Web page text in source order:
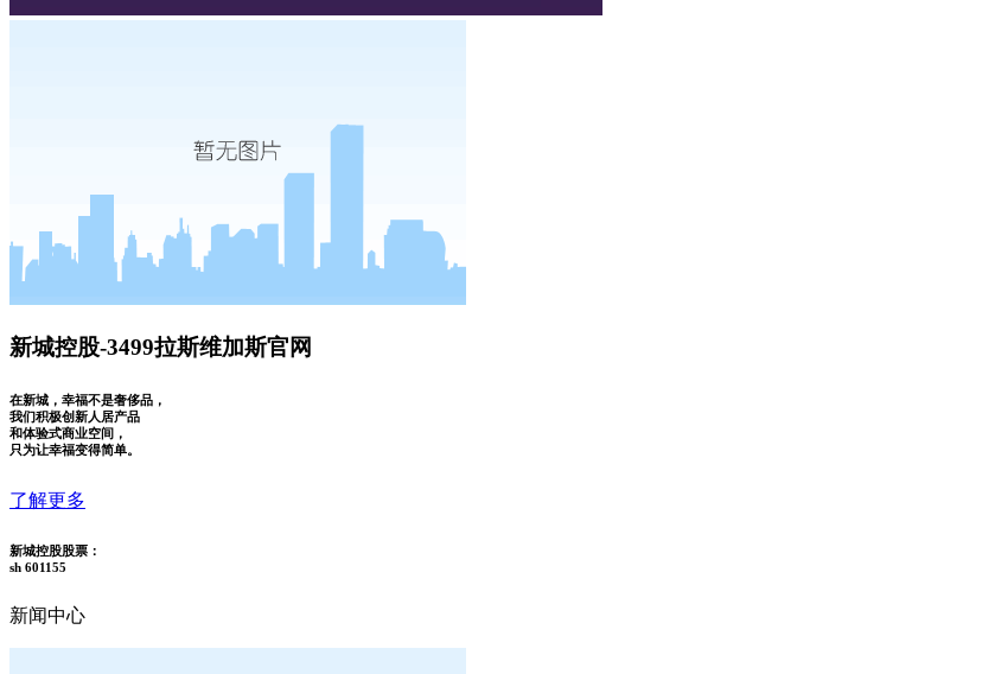
新城控股-3499拉斯维加斯官网
在新城，幸福不是奢侈品，
我们积极创新人居产品
和体验式商业空间，
只为让幸福变得简单。
了解更多
新城控股股票：
sh 601155
新闻中心